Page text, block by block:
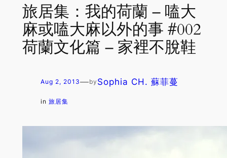
旅居集：我的荷蘭 – 嗑大
麻或嗑大麻以外的事 #002
荷蘭文化篇 – 家裡不脫鞋
Aug 2, 2013—by Sophia CH. 蘇菲蔓
in 旅居集